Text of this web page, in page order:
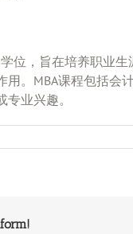
位，旨在培养职业
。MBA课程包括会
业兴趣。